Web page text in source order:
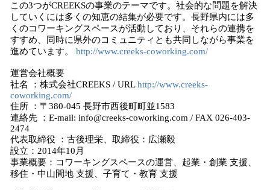
この3つがCREEKSの事業のテーマです。社会的な問題を解決
していくには多くの知恵の結集が必要です。長野県内には多
くのコワーキングスペースが活動しており、それらの連携を
すすめ、同時に県外のコミュニティとも共同しながら事業を
進めています。 http://www.creeks-coworking.com/
運営会社概要
社名 ：株式会社CREEKS / URLhttp://www.creeks-
coworking.com/
住所 ：〒380-045 長野市西後町町並1583
連絡先 ：E-mail: info@creeks-coworking.com / FAX 026-403-
2474
代表取締役 ：古後理栄、取締役：広瀬毅
設立：2014年10月
事業概要：コワーキングスペースの運営、起業・創業 支援、
移住・中山間地 支援、子育て・教育 支援